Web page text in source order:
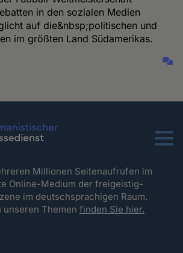
in den sozialen Medien
auf die&nbsp;politischen und
im größten Land Südamerikas.
Menu
Millionen Seitenaufrufen im
Online-Medium der freigeistig-
im deutschsprachigen Raum.
unseren Themenfinden Sie hier.